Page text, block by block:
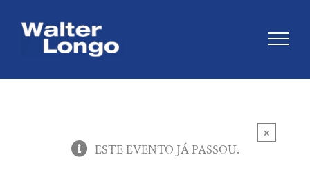
×
ESTE EVENTO JÁ PASSOU.